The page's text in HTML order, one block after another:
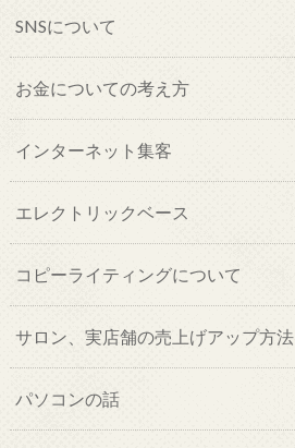
SNSについて
お金についての考え方
インターネット集客
エレクトリックベース
コピーライティングについて
サロン、実店舗の売上げアップ方法
パソコンの話